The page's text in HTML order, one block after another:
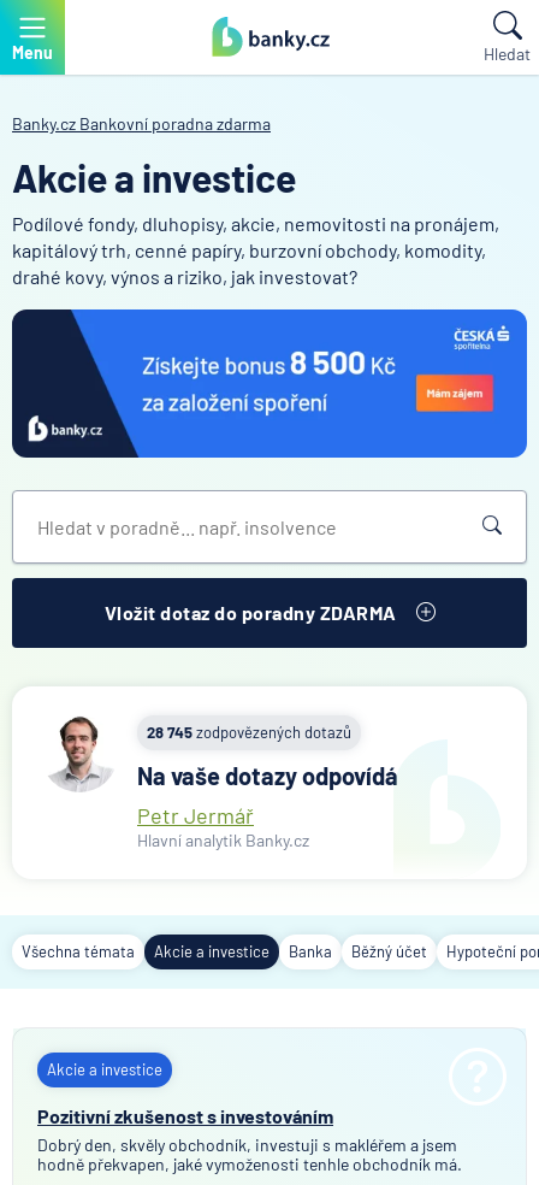
Menu Hledat
Banky.cz Bankovní poradna zdarma
Akcie a investice
Podílové fondy, dluhopisy, akcie, nemovitosti na pronájem,
kapitálový trh, cenné papíry, burzovní obchody, komodity,
drahé kovy, výnos a riziko, jak investovat?
Vložit dotaz do poradny ZDARMA
28 745zodpovězených dotazů
Na vaše dotazy odpovídá
Petr Jermář
Hlavní analytik Banky.cz
Všechna témata Akcie a investice Banka Běžný účet Hypoteční
Akcie a investice
Pozitivní zkušenost s investováním
Dobrý den, skvěly obchodník, investuji s makléřem a jsem
hodně překvapen, jaké vymoženosti tenhle obchodník má.